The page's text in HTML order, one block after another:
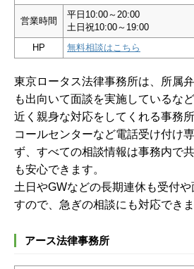
営業時間
平日10:00～20:00
土日祝10:00～19:00
HP
無料相談はこちら
東京ロータス法律事務所は、所属
も出向いて面談を実施しているな
近く親身な対応をしてくれる事務所
コールセンターなど電話受け付け
ず、すべての相談情報は事務内で
も安心できます。
土日やGWなどの長期連休も受付や
すので、急ぎの相談にも対応できま
アース法律事務所